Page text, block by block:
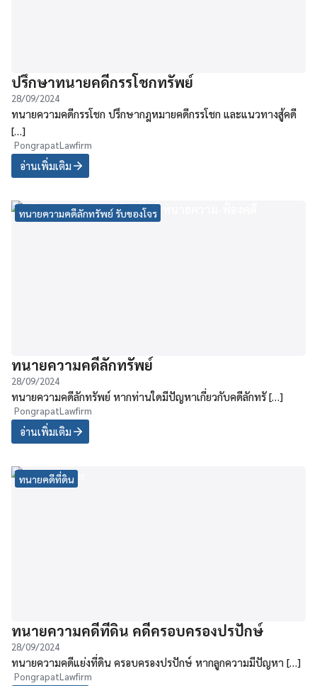
ปรึกษาทนายคดีกรรโชกทรัพย์
28/09/2024
ทนายความคดีกรรโชก ปรึกษากฎหมายคดีกรรโชก และแนวทางสู้คดี
[…]
PongrapatLawfirm
อ่านเพิ่มเติม
ทนายความคดีลักทรัพย์ รับของโจร
ทนายความคดีลักทรัพย์
28/09/2024
ทนายความคดีลักทรัพย์ หากท่านใดมีปัญหาเกี่ยวกับคดีลักทรั […]
PongrapatLawfirm
อ่านเพิ่มเติม
ทนายคดีที่ดิน
ทนายความคดีที่ดิน คดีครอบครองปรปักษ์
28/09/2024
ทนายความคดีแย่งที่ดิน ครอบครองปรปักษ์ หากลูกความมีปัญหา […]
PongrapatLawfirm